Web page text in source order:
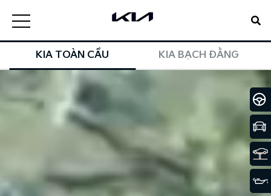
KIA TOÀN CẦU KIA BẠCH ĐẰNG